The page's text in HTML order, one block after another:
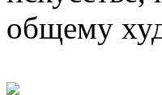
общему